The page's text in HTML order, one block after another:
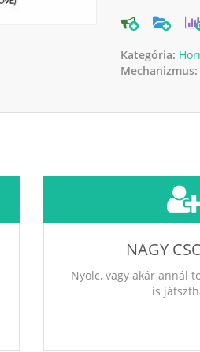
Kategória:
Mechanizmus:
NAGY
Nyolc, vagy akár annál
is